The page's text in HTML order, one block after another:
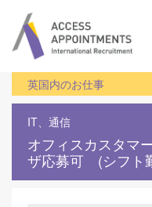
英国内のお仕事
IT、通信
オフィスカスタマ
ザ応募可 (シフト